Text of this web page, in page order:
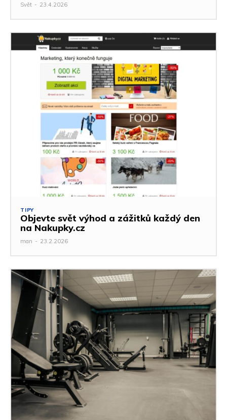
Svět - 23.4.2026
TIPY
Objevte svět výhod a zážitků každý den
na Nakupky.cz
man - 23.2.2026